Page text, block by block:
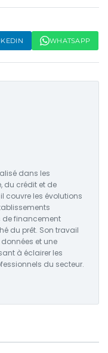
WHATSAPP
dans les
du crédit et de
couvre les évolutions
de financement
du prêt. Son travail
et une
à éclairer les
du secteur.